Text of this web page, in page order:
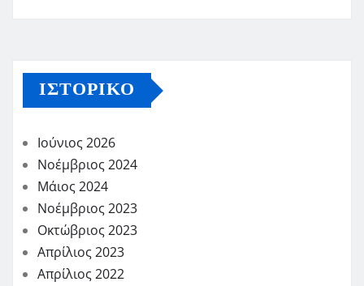
ΙΣΤΟΡΙΚΌ
Ιούνιος 2026
Νοέμβριος 2024
Μάιος 2024
Νοέμβριος 2023
Οκτώβριος 2023
Απρίλιος 2023
Απρίλιος 2022